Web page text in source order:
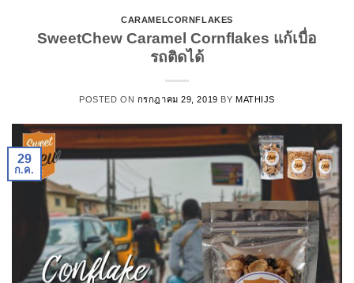
CARAMELCORNFLAKES
SweetChew Caramel Cornflakes แก้เบื่อ
รถติดได้
POSTED ON กรกฎาคม 29, 2019 BY MATHIJS
29
ก.ค.